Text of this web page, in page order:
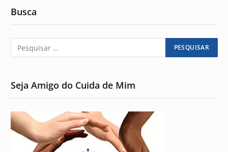
Busca
Seja Amigo do Cuida de Mim